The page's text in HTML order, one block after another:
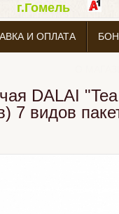
г.Гомель
И ОПЛАТА
DALAI
7 видов